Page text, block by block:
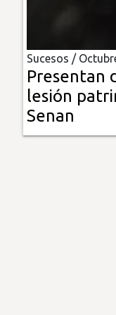
Multimedia
Impreso
Sucesos /
Presentan
lesión
Senan